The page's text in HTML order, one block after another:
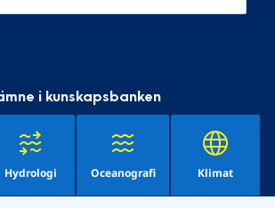
i kunskapsbanken
Hydrologi Oceanografi Klimat